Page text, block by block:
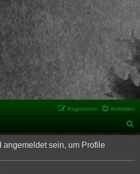
Anmelden
Registrieren
u
h
angemeldet sein, um Profile